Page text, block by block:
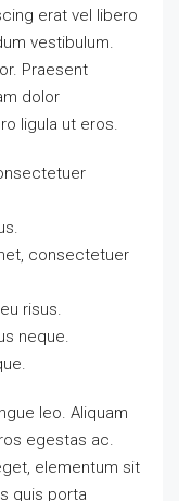
erat vel libero
vestibulum.
Praesent
dolor
ligula ut eros.
consectetuer
risus.
neque.
leo. Aliquam
egestas ac.
elementum sit
quis porta